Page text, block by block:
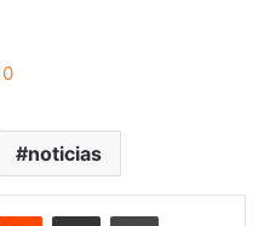
noticias
Reddit Share via Email Print